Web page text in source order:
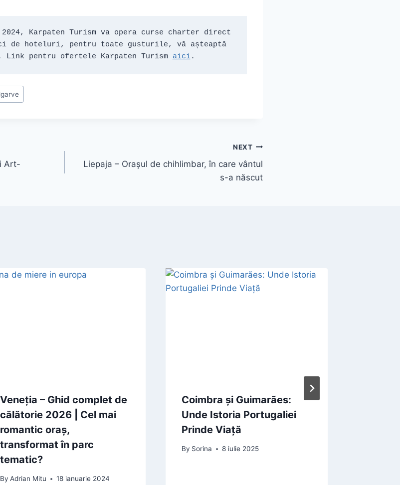
Karpaten Turism va opera curse charter direct
de hoteluri, pentru toate gusturile, vă așteaptă
Link pentru ofertele Karpaten Turism aici.
Art-
NEXT
Liepaja – Orașul de chihlimbar, în care vântul
s-a născut
Veneția – Ghid complet de
călătorie 2026 | Cel mai
romantic oraș,
transformat în parc
tematic?
By Adrian Mitu 18 ianuarie 2024
Coimbra și Guimarães:
Unde Istoria Portugaliei
Prinde Viață
By Sorina 8 iulie 2025